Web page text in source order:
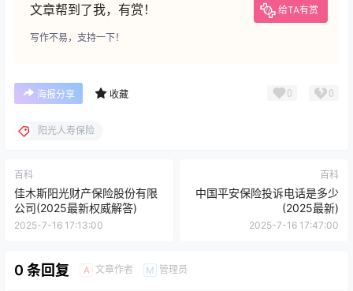
文章帮到了我，有赏！ 给TA有赏
写作不易，支持一下！
海报分享 收藏 0 0
阳光人寿保险
百科
佳木斯阳光财产保险股份有限
公司(2025最新权威解答)
2025-7-16 17:13:00
百科
中国平安保险投诉电话是多少
(2025最新)
2025-7-16 17:47:00
0 条回复 A 文章作者 M 管理员